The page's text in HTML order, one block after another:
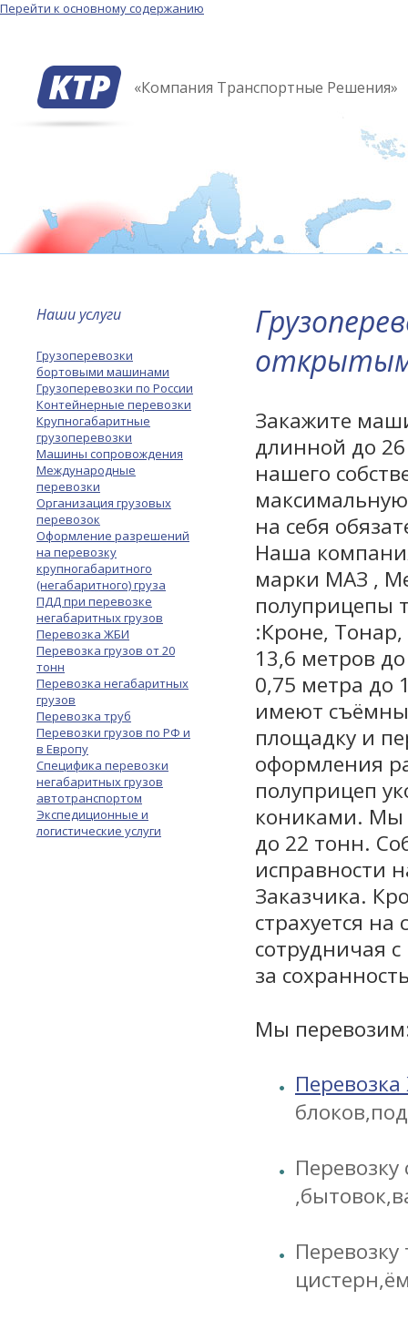
Перейти к основному содержанию
«Компания Транспортные Решения»
Наши услуги
Грузоперевозки
бортовыми машинами
Грузоперевозки по России
Контейнерные перевозки
Крупногабаритные
грузоперевозки
Машины сопровождения
Международные
перевозки
Организация грузовых
перевозок
Оформление разрешений
на перевозку
крупногабаритного
(негабаритного) груза
ПДД при перевозке
негабаритных грузов
Перевозка ЖБИ
Перевозка грузов от 20
тонн
Перевозка негабаритных
грузов
Перевозка труб
Перевозки грузов по РФ и
в Европу
Специфика перевозки
негабаритных грузов
автотранспортом
Экспедиционные и
логистические услуги
Закажите
длинной до
нашего
на себя
Наша
марки МАЗ ,
полуприцепы
:Кроне,
13,6 метров
0,75 метра
имеют
площадку и
оформления
полуприцеп
кониками. Мы
до 22 тонн.
исправности
Заказчика.
страхуется
сотрудничая
за
Мы